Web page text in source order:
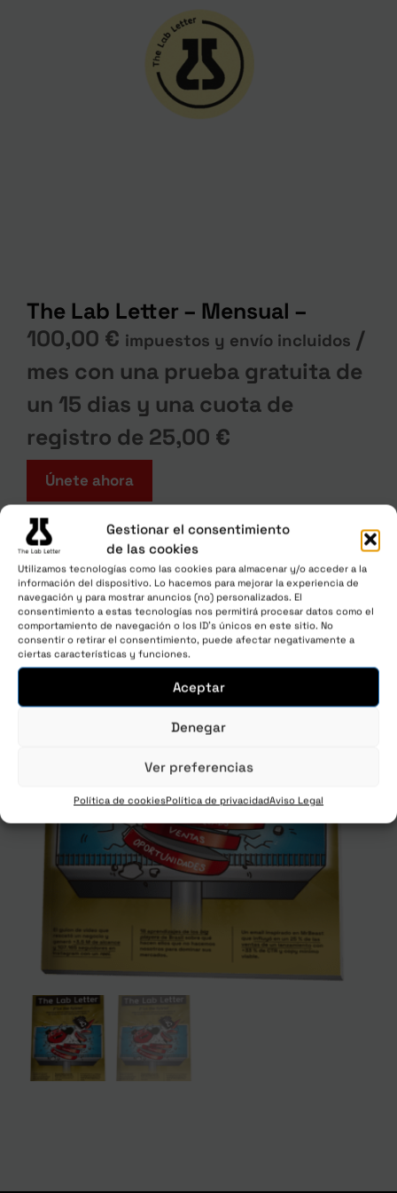
Gestionar el consentimiento
de las cookies
Utilizamos tecnologías como las cookies para almacenar y/o acceder a la
información del dispositivo. Lo hacemos para mejorar la experiencia de
navegación y para mostrar anuncios (no) personalizados. El
consentimiento a estas tecnologías nos permitirá procesar datos como el
comportamiento de navegación o los ID's únicos en este sitio. No
consentir o retirar el consentimiento, puede afectar negativamente a
ciertas características y funciones.
Aceptar
Denegar
Ver preferencias
Política de cookiesPolítica de privacidadAviso Legal
The Lab Letter – Mensual –
100,00 € impuestos y envío incluidos /
mes con una prueba gratuita de
un 15 dias y una cuota de
registro de 25,00 €
Únete ahora